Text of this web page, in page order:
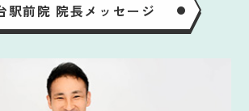
駅前院 院長メッセージ